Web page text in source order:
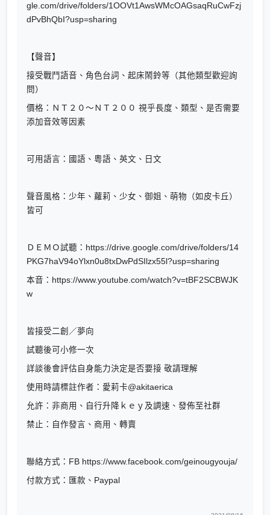
gle.com/drive/folders/1OOVt1AwsWMcOAGsaqRuCwFzj
dPvBhQbI?usp=sharing
【聲音】
接受戰鬥語音、角色台詞、起床鬧鈴等（其他類型歡迎詢
問）
價格：ＮＴ２０～ＮＴ２００ 視乎長度、類型、是否需要
添加音效等因素
可用語言：國語、粵語、英文、日文
聲音風格：少年、蘿莉、少女、御姐、萌物（如皮卡丘）
皆可
ＤＥＭＯ試聽：https://drive.google.com/drive/folders/14
PKG7haV94oYlxn0u8txDwPdSIlzx55l?usp=sharing
本音：https://www.youtube.com/watch?v=tBF2SCBWJK
w
皆接受二創／夢向
試聽後可小修一次
詳談後會評估自身能力決定是否要接 敬請理解
使用時請標註作者：愛莉卡@akitaerica
允許：非商用、自行升降ｋｅｙ及調速、發佈至社群
禁止：自作發言、商用、轉賣
聯絡方式：FB https://www.facebook.com/geinougyouja/
付款方式：匯款、Paypal